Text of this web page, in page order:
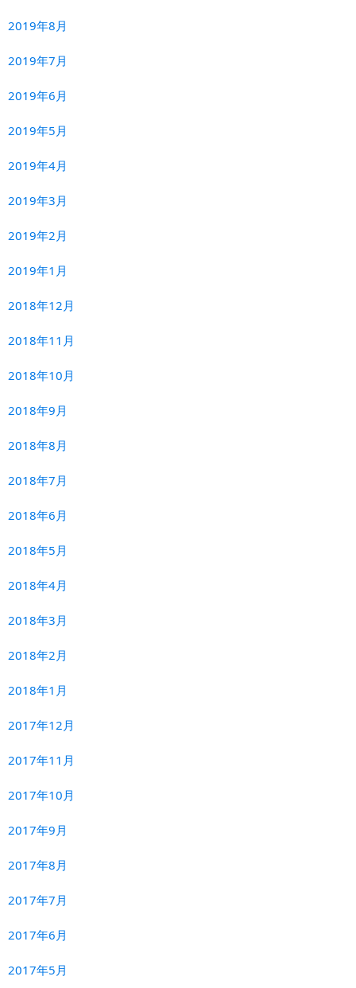
2019年8月
2019年7月
2019年6月
2019年5月
2019年4月
2019年3月
2019年2月
2019年1月
2018年12月
2018年11月
2018年10月
2018年9月
2018年8月
2018年7月
2018年6月
2018年5月
2018年4月
2018年3月
2018年2月
2018年1月
2017年12月
2017年11月
2017年10月
2017年9月
2017年8月
2017年7月
2017年6月
2017年5月